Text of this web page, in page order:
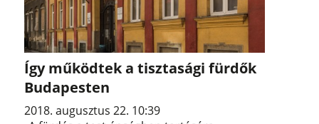
Így működtek a tisztasági fürdők
Budapesten
2018. augusztus 22. 10:39